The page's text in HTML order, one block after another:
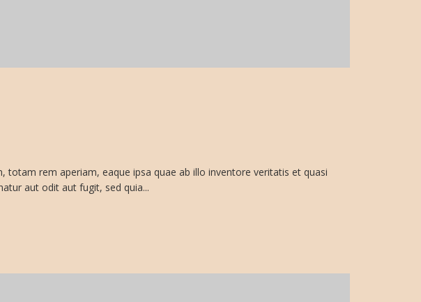
rem aperiam, eaque ipsa quae ab illo inventore veritatis et quasi
aut odit aut fugit, sed quia...